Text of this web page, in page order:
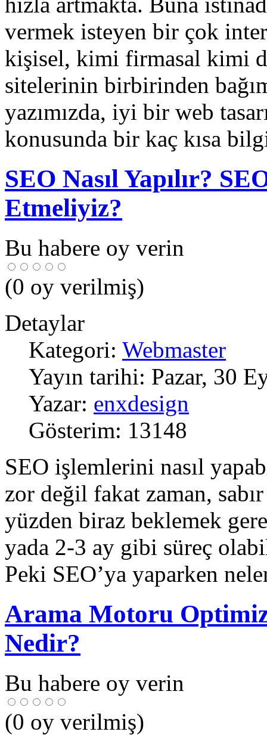
vermek isteyen bir çok
kişisel, kimi firmasal kimi
sitelerinin birbirinden
yazımızda, iyi bir web
konusunda bir kaç kısa
SEO Nasıl Yapılır?
Etmeliyiz?
Bu habere oy verin
(0 oy verilmiş)
Detaylar
Kategori: Webmaster
Yayın tarihi: Pazar, 30
Yazar: enxdesign
Gösterim: 13148
SEO işlemlerini nasıl
zor değil fakat zaman,
yüzden biraz beklemek
yada 2-3 ay gibi süreç
Peki SEO’ya yaparken
Arama Motoru
Nedir?
Bu habere oy verin
(0 oy verilmiş)